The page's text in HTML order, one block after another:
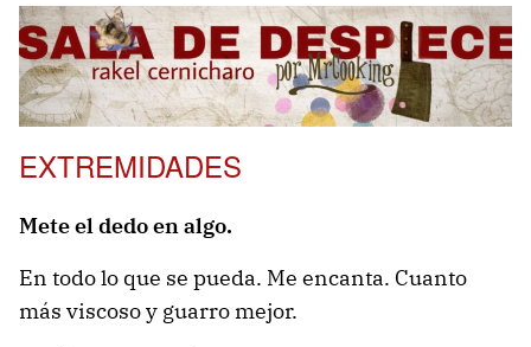
EXTREMIDADES
Mete el dedo en algo.
En todo lo que se pueda. Me encanta. Cuanto
más viscoso y guarro mejor.